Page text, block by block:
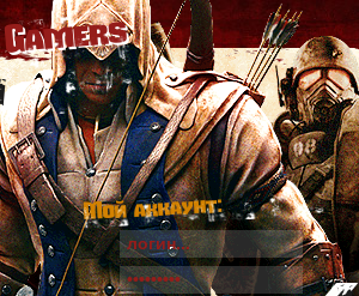
Мой аккаунт: